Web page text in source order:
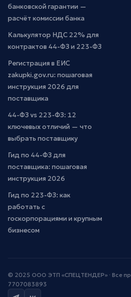
банковской гарантии —
расчёт комиссии банка
Калькулятор НДС 22% для
контрактов 44-ФЗ и 223-ФЗ
Регистрация в ЕИС
zakupki.gov.ru: пошаговая
инструкция 2026 для
поставщика
44-ФЗ vs 223-ФЗ: 12
ключевых отличий — что
выбрать поставщику
Гид по 44-ФЗ для
поставщика: пошаговая
инструкция 2026
Гид по 223-ФЗ: как
работать с
госкорпорациями и крупным
бизнесом
© 2025 ООО ЭТП «СПЕЦТЕНДЕР» · Все
7707083893